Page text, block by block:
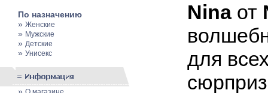
По назначению
» Женские
» Мужские
» Детские
» Унисекс
Ninaот
для